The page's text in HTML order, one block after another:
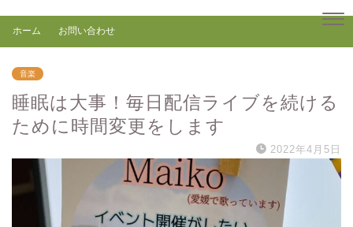
ホーム お問い合わせ
音楽
睡眠は大事！毎日配信ライブを続ける
ために時間変更をします
2022年4月5日